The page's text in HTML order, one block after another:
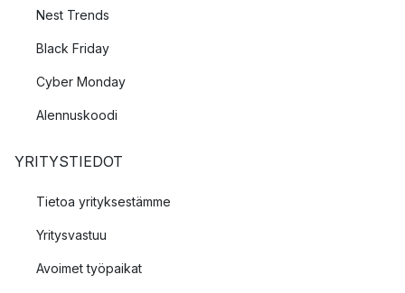
Nest Trends
Black Friday
Cyber Monday
Alennuskoodi
YRITYSTIEDOT
Tietoa yrityksestämme
Yritysvastuu
Avoimet työpaikat